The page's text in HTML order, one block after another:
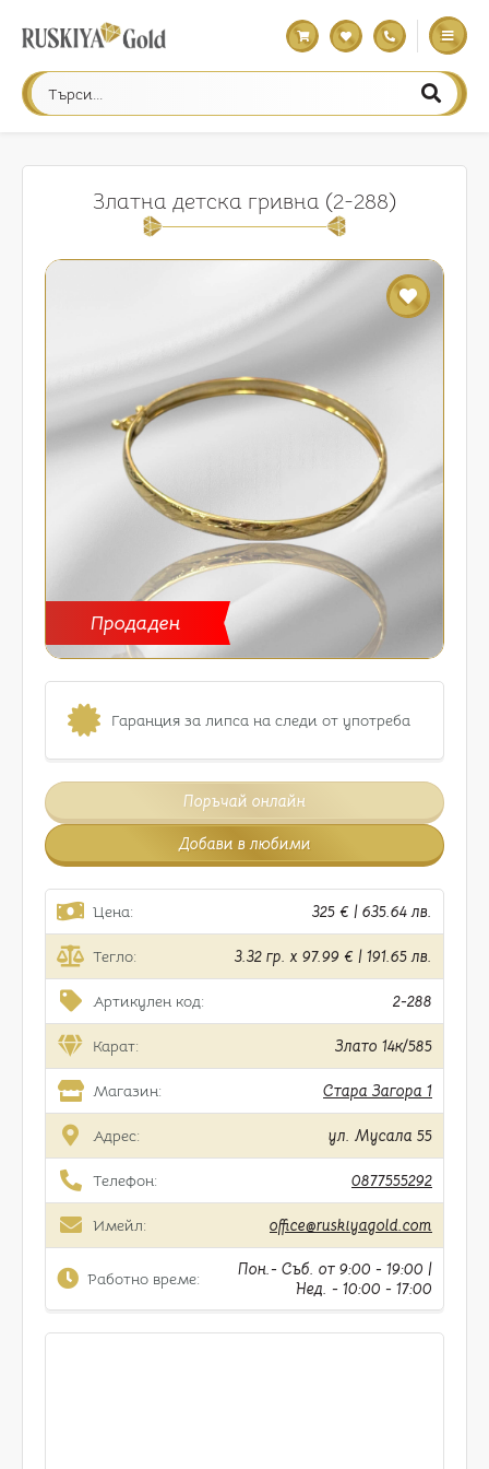
Златна детска гривна (2-288)
Продаден
Гаранция за липса на следи от употреба
Поръчай онлайн
Добави в любими
Цена: 325 € | 635.64 лв.
Тегло: 3.32 гр. x 97.99 € | 191.65 лв.
Артикулен код: 2-288
Карат: Злато 14к/585
Магазин: Стара Загора 1
Адрес: ул. Мусала 55
Телефон: 0877555292
Имейл: office@ruskiyagold.com
Работно време:
Пон.- Съб. от 9:00 - 19:00 |
Нед. - 10:00 - 17:00